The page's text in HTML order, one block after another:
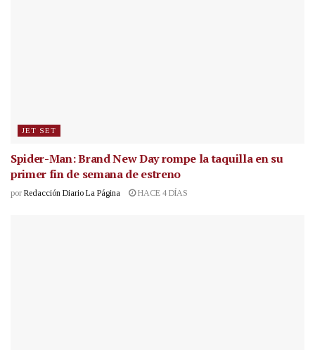
JET SET
Spider-Man: Brand New Day rompe la taquilla en su
primer fin de semana de estreno
por Redacción Diario La Página HACE 4 DÍAS